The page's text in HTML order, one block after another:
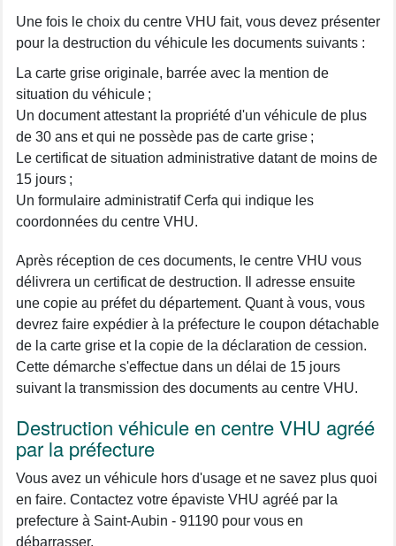
Une fois le choix du centre VHU fait, vous devez présenter
pour la destruction du véhicule les documents suivants :
La carte grise originale, barrée avec la mention de
situation du véhicule ;
Un document attestant la propriété d'un véhicule de plus
de 30 ans et qui ne possède pas de carte grise ;
Le certificat de situation administrative datant de moins de
15 jours ;
Un formulaire administratif Cerfa qui indique les
coordonnées du centre VHU.
Après réception de ces documents, le centre VHU vous
délivrera un certificat de destruction. Il adresse ensuite
une copie au préfet du département. Quant à vous, vous
devrez faire expédier à la préfecture le coupon détachable
de la carte grise et la copie de la déclaration de cession.
Cette démarche s'effectue dans un délai de 15 jours
suivant la transmission des documents au centre VHU.
Destruction véhicule en centre VHU agréé
par la préfecture
Vous avez un véhicule hors d'usage et ne savez plus quoi
en faire. Contactez votre épaviste VHU agréé par la
prefecture à Saint-Aubin - 91190 pour vous en
débarrasser.